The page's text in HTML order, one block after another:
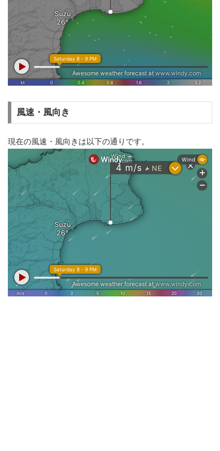
風速・風向き
現在の風速・風向きは以下の通りです。